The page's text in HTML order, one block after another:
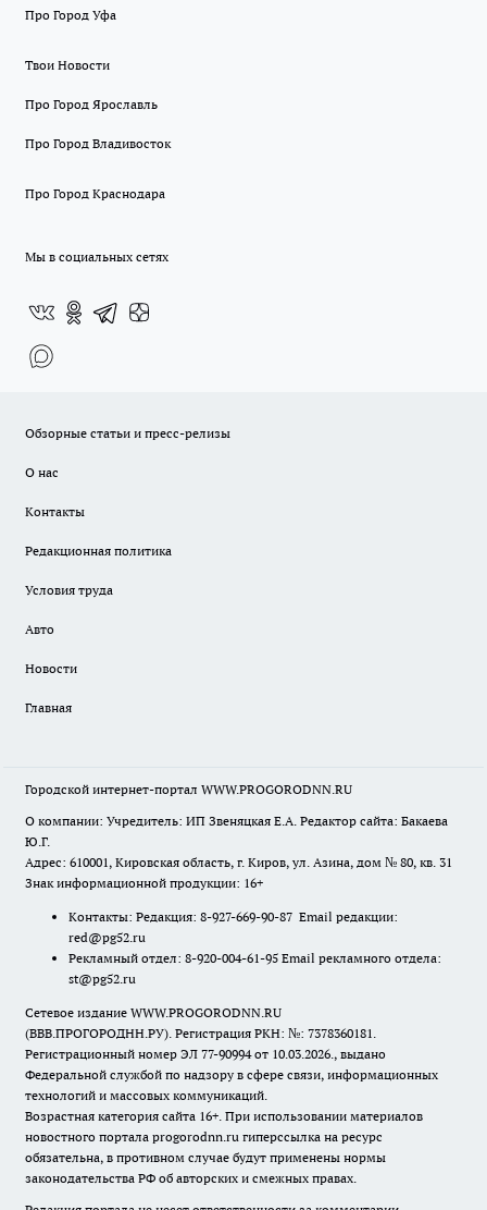
Про Город Уфа
Твои Новости
Про Город Ярославль
Про Город Владивосток
Про Город Краснодара
Мы в социальных сетях
Обзорные статьи и пресс-релизы
О нас
Контакты
Редакционная политика
Условия труда
Авто
Новости
Главная
Городской интернет-портал WWW.PROGORODNN.RU
О компании: Учредитель: ИП Звеняцкая Е.А. Редактор сайта: Бакаева
Ю.Г.
Адрес: 610001, Кировская область, г. Киров, ул. Азина, дом № 80, кв. 31
Знак информационной продукции: 16+
Контакты: Редакция: 8-927-669-90-87 Email редакции:
red@pg52.ru
Рекламный отдел: 8-920-004-61-95 Email рекламного отдела:
st@pg52.ru
Сетевое издание WWW.PROGORODNN.RU
(ВВВ.ПРОГОРОДНН.РУ). Регистрация РКН: №: 7378360181.
Регистрационный номер ЭЛ 77-90994 от 10.03.2026., выдано
Федеральной службой по надзору в сфере связи, информационных
технологий и массовых коммуникаций.
Возрастная категория сайта 16+. При использовании материалов
новостного портала progorodnn.ru гиперссылка на ресурс
обязательна, в противном случае будут применены нормы
законодательства РФ об авторских и смежных правах.